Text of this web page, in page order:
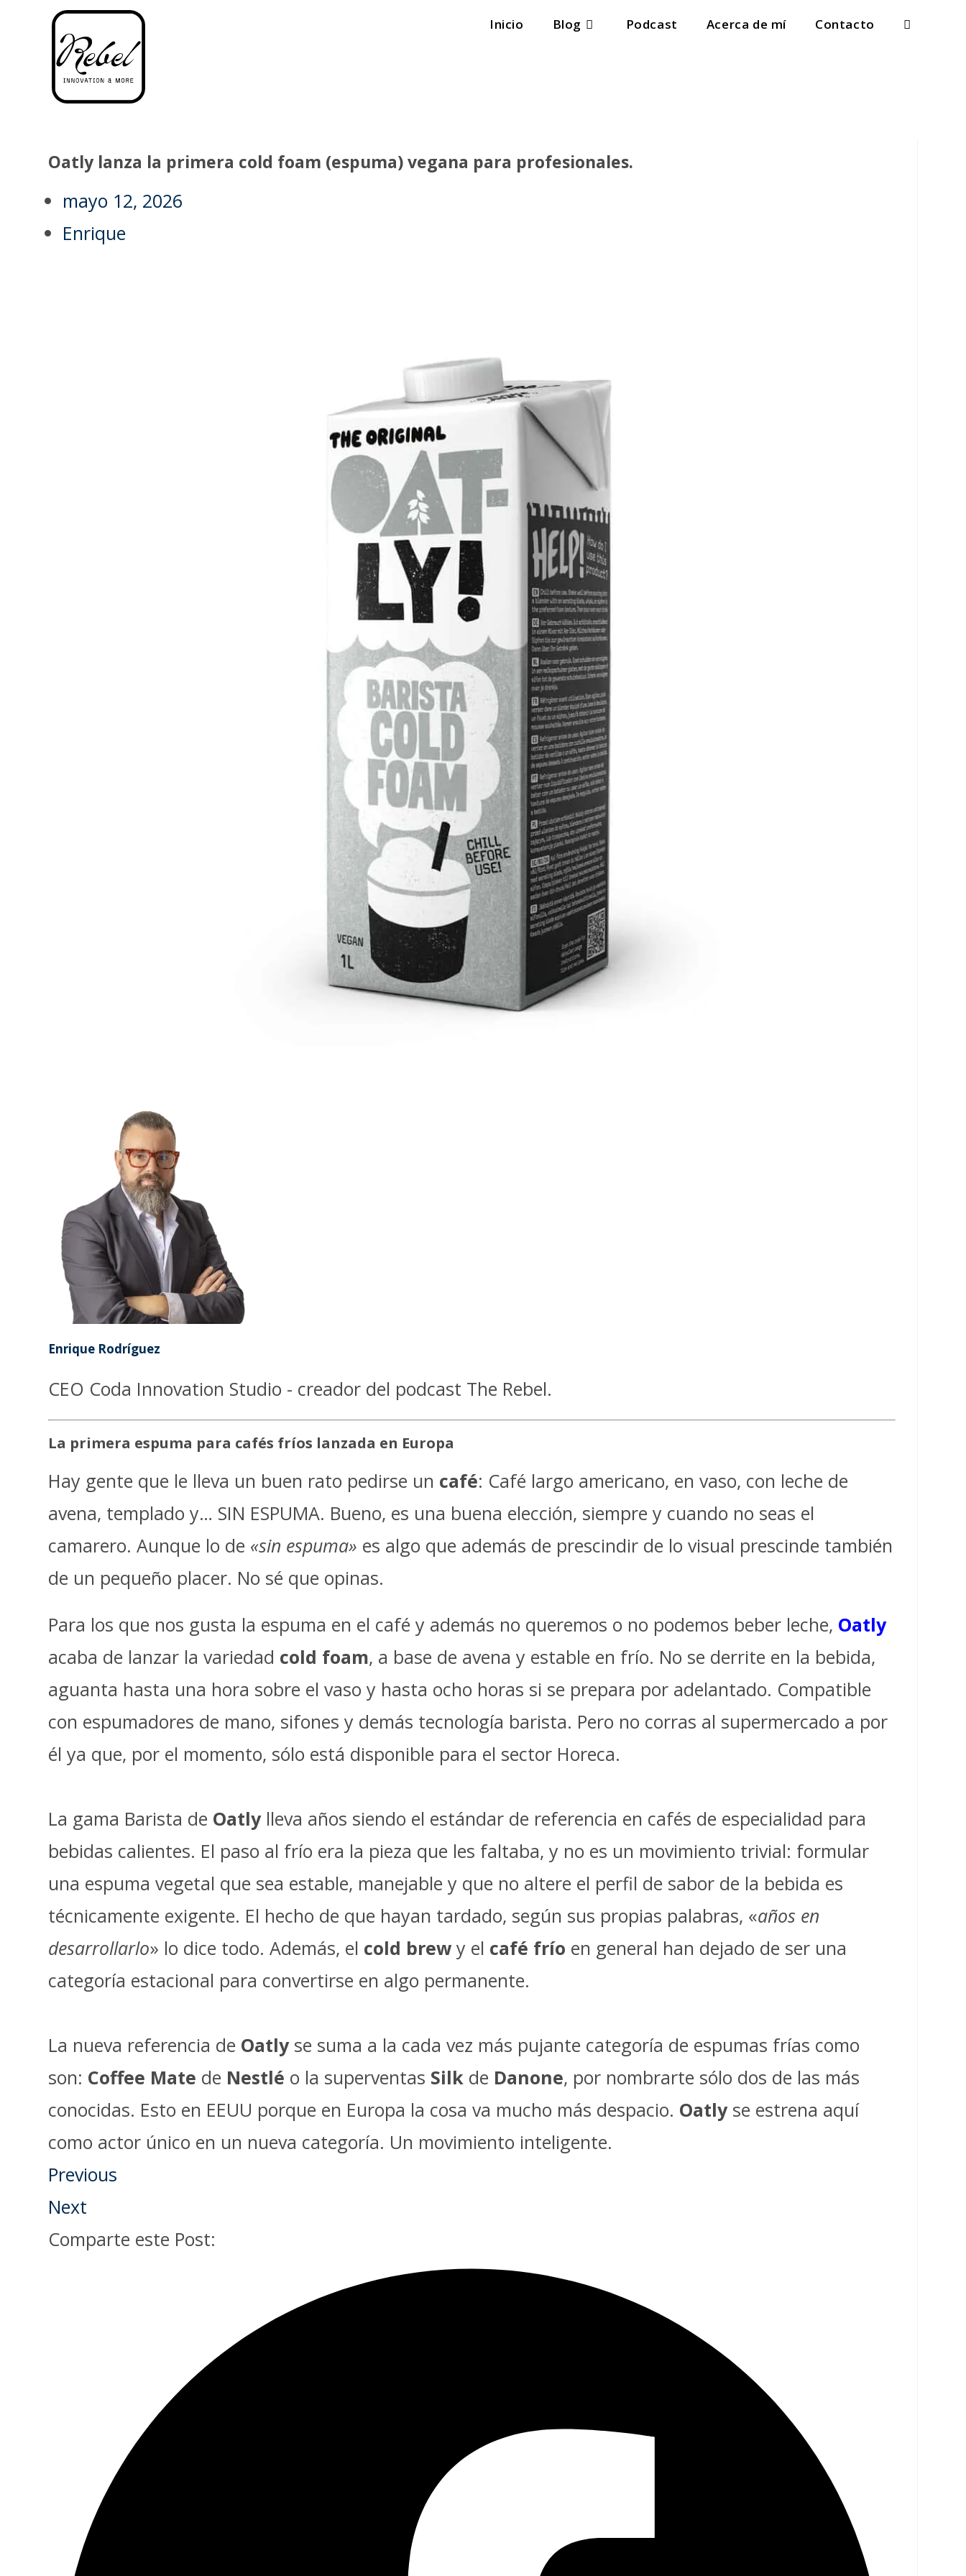
Inicio Blog Podcast Acerca de mí Contacto
Oatly lanza la primera cold foam (espuma) vegana para profesionales.
mayo 12, 2026
Enrique
Enrique Rodríguez
CEO Coda Innovation Studio - creador del podcast The Rebel.
La primera espuma para cafés fríos lanzada en Europa
Hay gente que le lleva un buen rato pedirse un café: Café largo americano, en vaso, con leche de
avena, templado y… SIN ESPUMA. Bueno, es una buena elección, siempre y cuando no seas el
camarero. Aunque lo de «sin espuma» es algo que además de prescindir de lo visual prescinde también
de un pequeño placer. No sé que opinas.
Para los que nos gusta la espuma en el café y además no queremos o no podemos beber leche, Oatly
acaba de lanzar la variedad cold foam, a base de avena y estable en frío. No se derrite en la bebida,
aguanta hasta una hora sobre el vaso y hasta ocho horas si se prepara por adelantado. Compatible
con espumadores de mano, sifones y demás tecnología barista. Pero no corras al supermercado a por
él ya que, por el momento, sólo está disponible para el sector Horeca.
La gama Barista de Oatlylleva años siendo el estándar de referencia en cafés de especialidad para
bebidas calientes. El paso al frío era la pieza que les faltaba, y no es un movimiento trivial: formular
una espuma vegetal que sea estable, manejable y que no altere el perfil de sabor de la bebida es
técnicamente exigente. El hecho de que hayan tardado, según sus propias palabras, «años en
desarrollarlo» lo dice todo. Además, el cold brew y el café frío en general han dejado de ser una
categoría estacional para convertirse en algo permanente.
La nueva referencia de Oatlyse suma a la cada vez más pujante categoría de espumas frías como
son: Coffee Mate de Nestlé o la superventas Silk de Danone, por nombrarte sólo dos de las más
conocidas. Esto en EEUU porque en Europa la cosa va mucho más despacio. Oatlyse estrena aquí
como actor único en un nueva categoría. Un movimiento inteligente.
Previous
Next
Comparte este Post: